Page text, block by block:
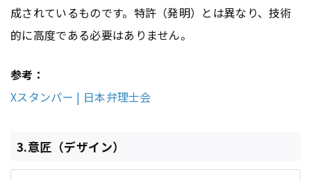
成されているものです。特許（発明）とは異なり、技術
的に高度である必要はありません。
参考：
Xスタンパー | 日本弁理士会
3.意匠（デザイン）